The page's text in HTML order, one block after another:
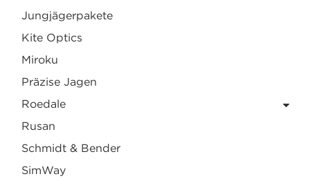
Jungjägerpakete
Kite Optics
Miroku
Präzise Jagen
Roedale
Rusan
Schmidt & Bender
SimWay